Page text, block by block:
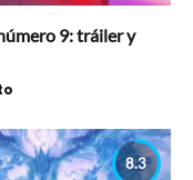
9: tráiler y
8.3